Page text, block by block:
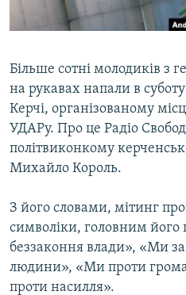
СВІДЧЕННЯ ОКУПАЦІЇ
Русский
Qırımtatar
Усі сайти RFE/RL
Більше сотні молодиків з
на рукавах напали в
Керчі, організованому
УДАРу. Про це Радіо
політвиконкому
Михайло Король.
З його словами, мітинг
символіки, головним
беззаконня влади», «Ми
людини», «Ми проти
проти насилля».